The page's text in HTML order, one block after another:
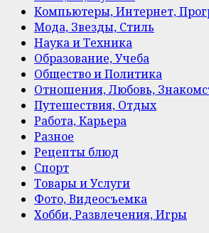
Компьютеры, Интернет,
Мода, Звезды, Стиль
Наука и Техника
Образование, Учеба
Общество и Политика
Отношения, Любовь,
Путешествия, Отдых
Работа, Карьера
Разное
Рецепты блюд
Спорт
Товары и Услуги
Фото, Видеосъемка
Хобби, Развлечения, Игры